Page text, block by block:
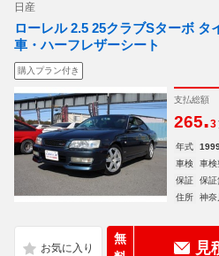
日産
ローレル 2.5 25クラブSターボ タ
車・ハーフレザーシート
購入プラン付き
支払総額
265.3
年式
車検
車検
保証
保証
住所
神奈
無
見